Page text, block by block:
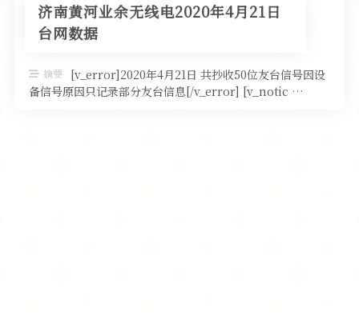
济南黄河业余无线电2020年4月21日
台网数据
摘要
[v_error]2020年4月21日 共抄收50位友台信号因设
备信号原因只记录部分友台信息[/v_error] [v_notic …